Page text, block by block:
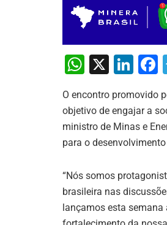
W
at
s
A
p
X
Li
k
e
dI
k
O encontro promovido
objetivo de engajar a
ministro de Minas e
para o
“Nós somos
brasileira nas
lançamos esta